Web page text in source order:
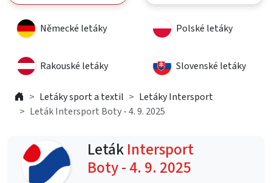
Německé letáky Polské letáky
Rakouské letáky Slovenské letáky
Letáky sport a textil
Letáky Intersport
Leták Intersport Boty - 4. 9. 2025
LetákIntersport
Boty - 4. 9. 2025